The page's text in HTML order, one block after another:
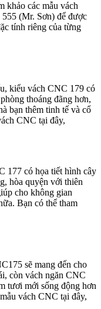
khảo các mẫu vách
(Mr. Sơn) để được
tính riêng của từng
kiểu vách CNC 179 có
thoáng đãng hơn,
bạn thêm tinh tế và cổ
CNC tại đây,
177 có họa tiết hình cây
hòa quyện với thiên
cho không gian
Bạn có thể tham
sẽ mang đến cho
còn vách ngăn CNC
tươi mới sống động hơn
vách CNC tại đây,